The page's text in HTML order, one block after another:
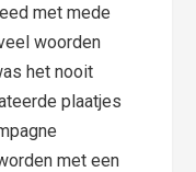
met mede
woorden
het nooit
plaatjes
met een